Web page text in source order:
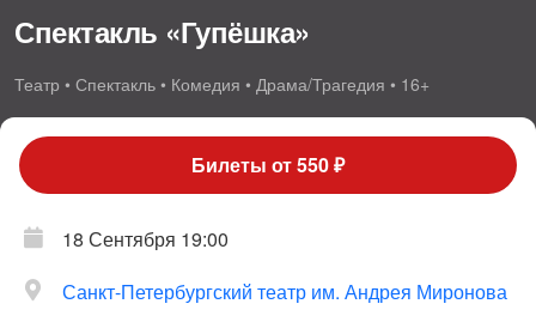
Спектакль «Гупёшка»
Театр • Спектакль • Комедия • Драма/Трагедия • 16+
Билеты от 550 ₽
18 Сентября 19:00
Санкт-Петербургский театр им. Андрея Миронова